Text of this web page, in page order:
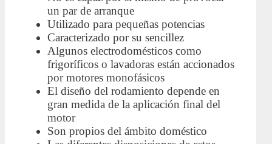
un par de arranque
Utilizado para pequeñas potencias
Caracterizado por su sencillez
Algunos electrodomésticos como
frigoríficos o lavadoras están accionados
por motores monofásicos
El diseño del rodamiento depende en
gran medida de la aplicación final del
motor
Son propios del ámbito doméstico